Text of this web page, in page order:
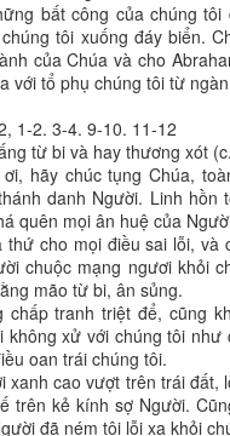
bất công của chúng tôi
tôi xuống đáy biển.
của Chúa và cho
với tổ phụ chúng tôi từ
1-2. 3-4. 9-10. 11-12
từ bi và hay thương xót
hãy chúc tụng Chúa,
danh Người. Linh hồn
quên mọi ân huệ của
thứ cho mọi điều sai lỗi, và
chuộc mạng ngươi khỏi
mão từ bi, ân sủng.
chấp tranh triệt để, cũng
không xử với chúng tôi như
oan trái chúng tôi.
xanh cao vượt trên trái đất,
trên kẻ kính sợ Người.
đã ném tội lỗi xa khỏi